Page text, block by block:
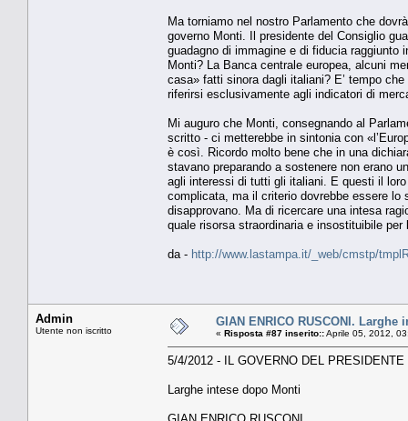
Ma torniamo nel nostro Parlamento che
governo Monti. Il presidente del Consiglio
guadagno di immagine e di fiducia raggiunto
Monti? La Banca centrale europea, alcuni
casa» fatti sinora dagli italiani? E’ tempo
riferirsi esclusivamente agli indicatori di
Mi auguro che Monti, consegnando al
scritto - ci metterebbe in sintonia con
è così. Ricordo molto bene che in una
stavano preparando a sostenere non erano
agli interessi di tutti gli italiani. E questi il
complicata, ma il criterio dovrebbe essere
disapprovano. Ma di ricercare una intesa
quale risorsa straordinaria e insostituibile
da - http://www.lastampa.it/_web/cmstp/
Admin
Utente non iscritto
GIAN ENRICO RUSCONI. Larghe
« Risposta #87 inserito::Aprile 05, 2012,
5/4/2012 - IL GOVERNO DEL PRESIDENTE
Larghe intese dopo Monti